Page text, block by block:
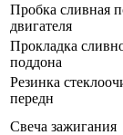
Пробка сливная
двигателя
Прокладка
поддона
Резинка
передн
Свеча зажигания